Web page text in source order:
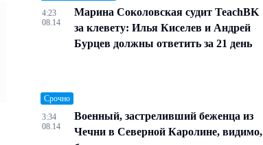
4:23
08.14
Марина Соколовская судит TeachBK
за клевету: Илья Киселев и Андрей
Бурцев должны ответить за 21 день
Срочно
3:34
08.14
Военный, застреливший беженца из
Чечни в Северной Каролине, видимо,